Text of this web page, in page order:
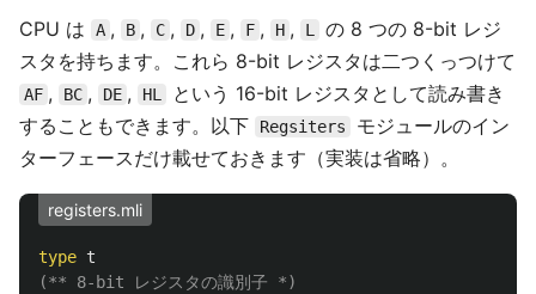
CPU は A , B , C , D , E , F , H , L
の 8 つの 8-bit レジ
スタを持ちます。これら 8-bit レジスタは二つくっつけて
AF , BC , DE , HL
という 16-bit レジスタとして読み書き
することもできます。以下
Regsiters
モジュールのイン
ターフェースだけ載せておきます（実装は省略）。
registers.mli
type t
(** 8-bit レジスタの識別子 *)